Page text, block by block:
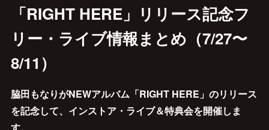
「RIGHT HERE」リリース記念フ
リー・ライブ情報まとめ（7/27〜
8/11）
脇田もなりがNEWアルバム「RIGHT HERE」のリリース
を記念して、インストア・ライブ＆特典会を開催しま